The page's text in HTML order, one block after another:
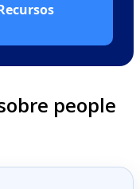
people